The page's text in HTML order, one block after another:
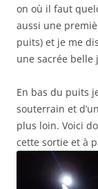
on où il faut
aussi une
puits) et je me
une sacrée belle
En bas du puits
souterrain et
plus loin. Voici
cette sortie et à